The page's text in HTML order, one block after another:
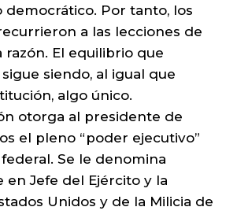
democrático. Por tanto, los
a las lecciones de
razón. El equilibrio que
siendo, al igual que
algo único.
otorga al presidente de
el pleno “poder ejecutivo”
Se le denomina
en Jefe del Ejército y la
Unidos y de la Milicia de